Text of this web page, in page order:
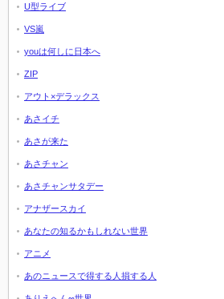
U型ライブ
VS嵐
youは何しに日本へ
ZIP
アウト×デラックス
あさイチ
あさが来た
あさチャン
あさチャンサタデー
アナザースカイ
あなたの知るかもしれない世界
アニメ
あのニュースで得する人損する人